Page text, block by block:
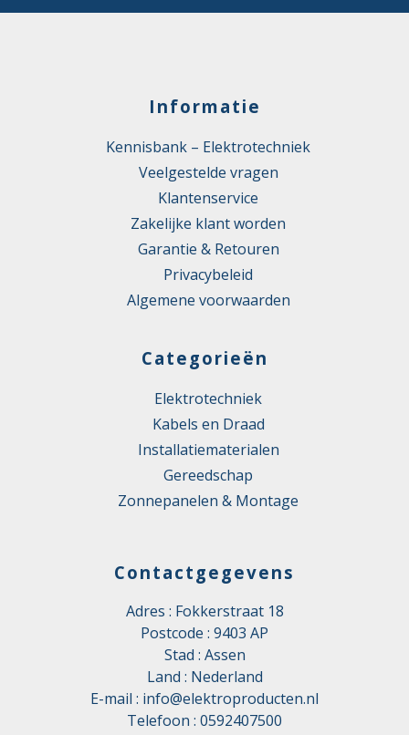
Informatie
Kennisbank – Elektrotechniek
Veelgestelde vragen
Klantenservice
Zakelijke klant worden
Garantie & Retouren
Privacybeleid
Algemene voorwaarden
Categorieën
Elektrotechniek
Kabels en Draad
Installatiematerialen
Gereedschap
Zonnepanelen & Montage
Contactgegevens
Adres : Fokkerstraat 18
Postcode : 9403 AP
Stad : Assen
Land : Nederland
E-mail : info@elektroproducten.nl
Telefoon : 0592407500